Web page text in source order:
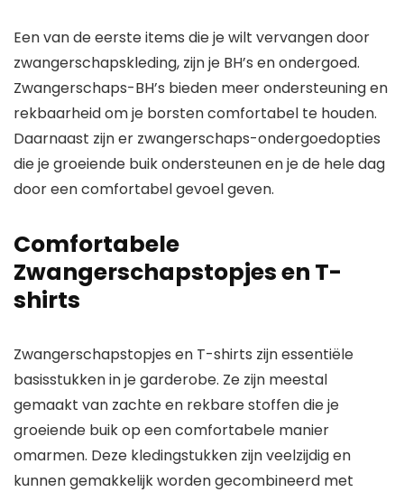
Een van de eerste items die je wilt vervangen door
zwangerschapskleding, zijn je BH’s en ondergoed.
Zwangerschaps-BH’s bieden meer ondersteuning en
rekbaarheid om je borsten comfortabel te houden.
Daarnaast zijn er zwangerschaps-ondergoedopties
die je groeiende buik ondersteunen en je de hele dag
door een comfortabel gevoel geven.
Comfortabele
Zwangerschapstopjes en T-
shirts
Zwangerschapstopjes en T-shirts zijn essentiële
basisstukken in je garderobe. Ze zijn meestal
gemaakt van zachte en rekbare stoffen die je
groeiende buik op een comfortabele manier
omarmen. Deze kledingstukken zijn veelzijdig en
kunnen gemakkelijk worden gecombineerd met